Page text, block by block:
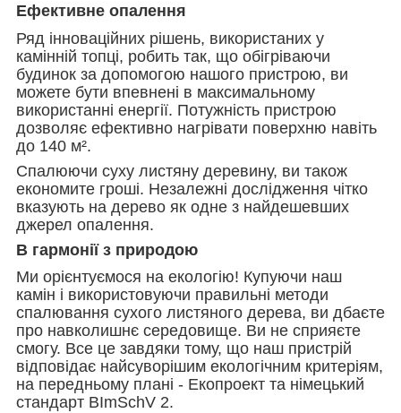
Ефективне опалення
Ряд інноваційних рішень, використаних у
камінній топці, робить так, що обігріваючи
будинок за допомогою нашого пристрою, ви
можете бути впевнені в максимальному
використанні енергії. Потужність пристрою
дозволяє ефективно нагрівати поверхню навіть
до 140 м².
Спалюючи суху листяну деревину, ви також
економите гроші. Незалежні дослідження чітко
вказують на дерево як одне з найдешевших
джерел опалення.
В гармонії з природою
Ми орієнтуємося на екологію! Купуючи наш
камін і використовуючи правильні методи
спалювання сухого листяного дерева, ви дбаєте
про навколишнє середовище. Ви не сприяєте
смогу. Все це завдяки тому, що наш пристрій
відповідає найсуворішим екологічним критеріям,
на передньому плані - Екопроект та німецький
стандарт BImSchV 2.